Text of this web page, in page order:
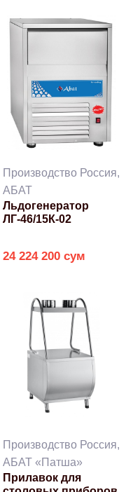
Производство Россия,
АБАТ
Льдогенератор
ЛГ-46/15К-02
24 224 200 сум
Производство Россия,
АБАТ «Патша»
Прилавок для